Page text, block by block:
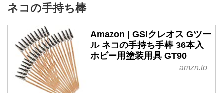
ネコの手持ち棒
Amazon | GSIクレオス Gツー
ル ネコの手持ち手棒 36本入
ホビー用塗装用具 GT90
amzn.to